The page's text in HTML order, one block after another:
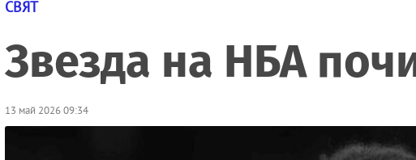
СВЯТ
Звезда на НБА
13 май 2026 09:34